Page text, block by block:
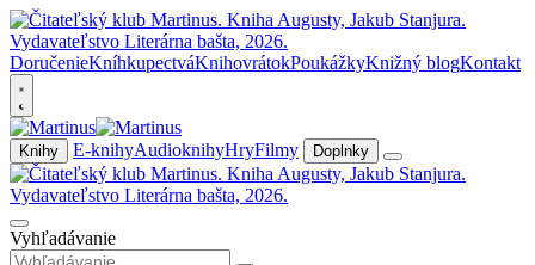
DoručenieKníhkupectváKnihovrátokPoukážkyKnižný blogKontakt
Knihy E-knihyAudioknihyHryFilmy Doplnky
Vyhľadávanie